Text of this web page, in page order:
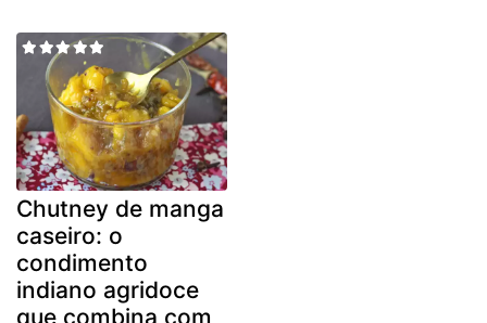
Chutney de manga
caseiro: o
condimento
indiano agridoce
que combina com